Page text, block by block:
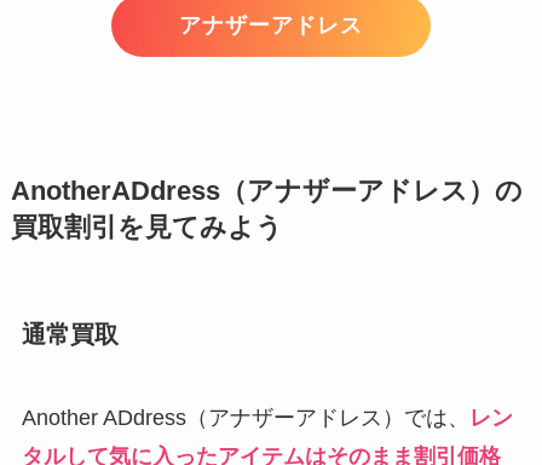
アナザーアドレス
AnotherADdress（アナザーアドレス）の
買取割引を見てみよう
通常買取
Another ADdress（アナザーアドレス）では、
レン
タルして気に入ったアイテムはそのまま割引価格